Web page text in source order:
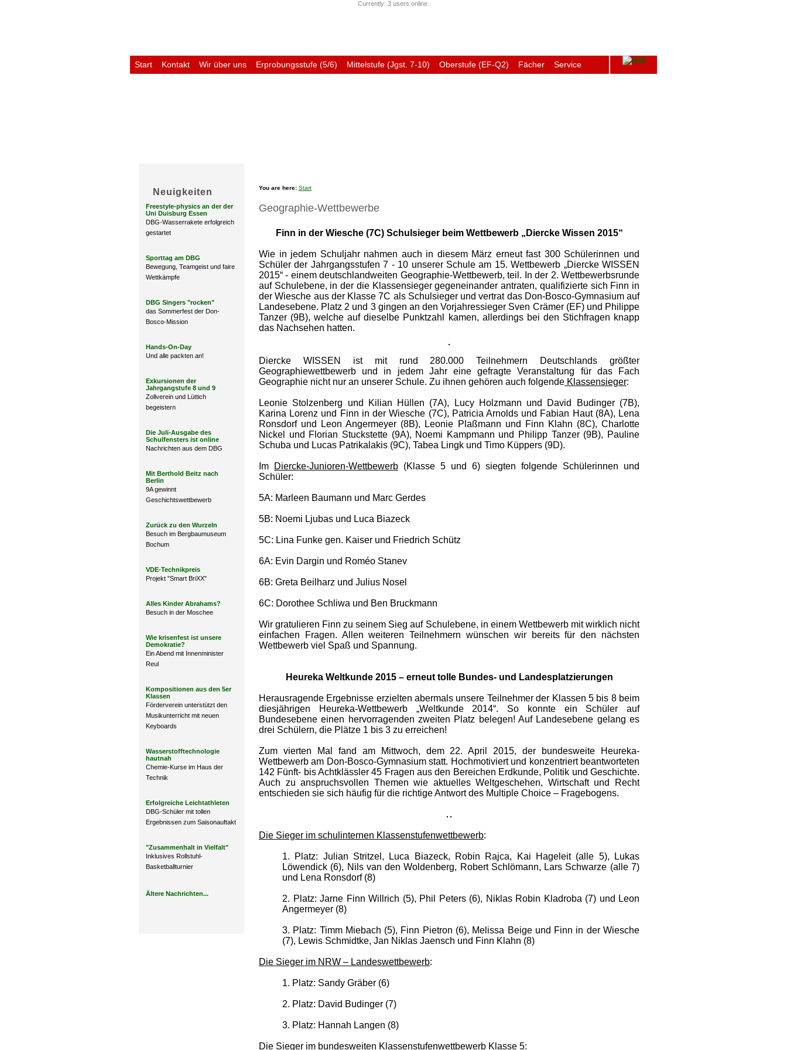
Currently: 3 users online.
Start Kontakt Wir über uns Erprobungsstufe (5/6) Mittelstufe (Jgst. 7-10) Oberstufe (EF-Q2) Fächer
Service
Neuigkeiten
Freestyle-physics an der der
Uni Duisburg Essen
DBG-Wasserrakete erfolgreich
gestartet
Sporttag am DBG
Bewegung, Teamgeist und faire
Wettkämpfe
DBG Singers "rocken"
das Sommerfest der Don-
Bosco-Mission
Hands-On-Day
Und alle packten an!
Exkursionen der
Jahrgangstufe 8 und 9
Zollverein und Lüttich
begeistern
Die Juli-Ausgabe des
Schulfensters ist online
Nachrichten aus dem DBG
Mit Berthold Beitz nach
Berlin
9A gewinnt
Geschichtswettbewerb
Zurück zu den Wurzeln
Besuch im Bergbaumuseum
Bochum
VDE-Technikpreis
Projekt "Smart BriXX"
Alles Kinder Abrahams?
Besuch in der Moschee
Wie krisenfest ist unsere
Demokratie?
Ein Abend mit Innenminister
Reul
Kompositionen aus den 5er
Klassen
Förderverein unterstützt den
Musikunterricht mit neuen
Keyboards
Wasserstofftechnologie
hautnah
Chemie-Kurse im Haus der
Technik
Erfolgreiche Leichtathleten
DBG-Schüler mit tollen
Ergebnissen zum Saisonauftakt
"Zusammenhalt in Vielfalt"
Inklusives Rollstuhl-
Basketballturnier
Ältere Nachrichten...
You are here: Start
Geographie-Wettbewerbe
Finn in der Wiesche (7C) Schulsieger beim Wettbewerb „Diercke Wissen 2015“
Wie in jedem Schuljahr nahmen auch in diesem März erneut fast 300 Schülerinnen und
Schüler der Jahrgangsstufen 7 - 10 unserer Schule am 15. Wettbewerb „Diercke WISSEN
2015“ - einem deutschlandweiten Geographie-Wettbewerb, teil. In der 2. Wettbewerbsrunde
auf Schulebene, in der die Klassensieger gegeneinander antraten, qualifizierte sich Finn in
der Wiesche aus der Klasse 7C als Schulsieger und vertrat das Don-Bosco-Gymnasium auf
Landesebene. Platz 2 und 3 gingen an den Vorjahressieger Sven Crämer (EF) und Philippe
Tanzer (9B), welche auf dieselbe Punktzahl kamen, allerdings bei den Stichfragen knapp
das Nachsehen hatten.
Diercke WISSEN ist mit rund 280.000 Teilnehmern Deutschlands größter
Geographiewettbewerb und in jedem Jahr eine gefragte Veranstaltung für das Fach
Geographie nicht nur an unserer Schule. Zu ihnen gehören auch folgende Klassensieger:
Leonie Stolzenberg und Kilian Hüllen (7A), Lucy Holzmann und David Budinger (7B),
Karina Lorenz und Finn in der Wiesche (7C), Patricia Arnolds und Fabian Haut (8A), Lena
Ronsdorf und Leon Angermeyer (8B), Leonie Plaßmann und Finn Klahn (8C), Charlotte
Nickel und Florian Stuckstette (9A), Noemi Kampmann und Philipp Tanzer (9B), Pauline
Schuba und Lucas Patrikalakis (9C), Tabea Lingk und Timo Küppers (9D).
Im Diercke-Junioren-Wettbewerb (Klasse 5 und 6) siegten folgende Schülerinnen und
Schüler:
5A: Marleen Baumann und Marc Gerdes
5B: Noemi Ljubas und Luca Biazeck
5C: Lina Funke gen. Kaiser und Friedrich Schütz
6A: Evin Dargin und Roméo Stanev
6B: Greta Beilharz und Julius Nosel
6C: Dorothee Schliwa und Ben Bruckmann
Wir gratulieren Finn zu seinem Sieg auf Schulebene, in einem Wettbewerb mit wirklich nicht
einfachen Fragen. Allen weiteren Teilnehmern wünschen wir bereits für den nächsten
Wettbewerb viel Spaß und Spannung.
Heureka Weltkunde 2015 – erneut tolle Bundes- und Landesplatzierungen
Herausragende Ergebnisse erzielten abermals unsere Teilnehmer der Klassen 5 bis 8 beim
diesjährigen Heureka-Wettbewerb „Weltkunde 2014“. So konnte ein Schüler auf
Bundesebene einen hervorragenden zweiten Platz belegen! Auf Landesebene gelang es
drei Schülern, die Plätze 1 bis 3 zu erreichen!
Zum vierten Mal fand am Mittwoch, dem 22. April 2015, der bundesweite Heureka-
Wettbewerb am Don-Bosco-Gymnasium statt. Hochmotiviert und konzentriert beantworteten
142 Fünft- bis Achtklässler 45 Fragen aus den Bereichen Erdkunde, Politik und Geschichte.
Auch zu anspruchsvollen Themen wie aktuelles Weltgeschehen, Wirtschaft und Recht
entschieden sie sich häufig für die richtige Antwort des Multiple Choice – Fragebogens.
Die Sieger im schulinternen Klassenstufenwettbewerb:
1. Platz: Julian Stritzel, Luca Biazeck, Robin Rajca, Kai Hageleit (alle 5), Lukas
Löwendick (6), Nils van den Woldenberg, Robert Schlömann, Lars Schwarze (alle 7)
und Lena Ronsdorf (8)
2. Platz: Jarne Finn Willrich (5), Phil Peters (6), Niklas Robin Kladroba (7) und Leon
Angermeyer (8)
3. Platz: Timm Miebach (5), Finn Pietron (6), Melissa Beige und Finn in der Wiesche
(7), Lewis Schmidtke, Jan Niklas Jaensch und Finn Klahn (8)
Die Sieger im NRW – Landeswettbewerb:
1. Platz: Sandy Gräber (6)
2. Platz: David Budinger (7)
3. Platz: Hannah Langen (8)
Die Sieger im bundesweiten Klassenstufenwettbewerb Klasse 5: